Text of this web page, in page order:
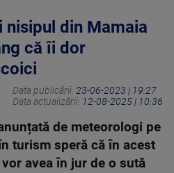
nisipul din Mamaia
că îi dor
Data publicării: 23-06-2023 | 19:27
Data actualizării: 12-08-2025 | 10:36
de meteorologi pe
turism speră că în acest
avea în jur de o sută